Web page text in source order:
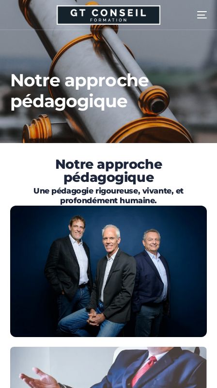
Notre approche
pédagogique
Notre approche
pédagogique
Une pédagogie rigoureuse, vivante, et
profondément humaine.